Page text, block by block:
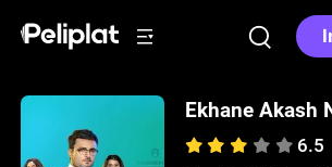
Ekhane Akash
6.5